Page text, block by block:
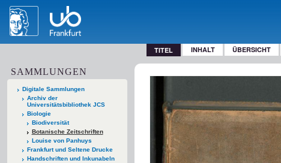
TITEL INHALT ÜBERSICHT
SAMMLUNGEN
Digitale Sammlungen
Archiv der
Universitätsbibliothek JCS
Biologie
Biodiversität
Botanische Zeitschriften
Louise von Panhuys
Frankfurt und Seltene Drucke
Handschriften und Inkunabeln